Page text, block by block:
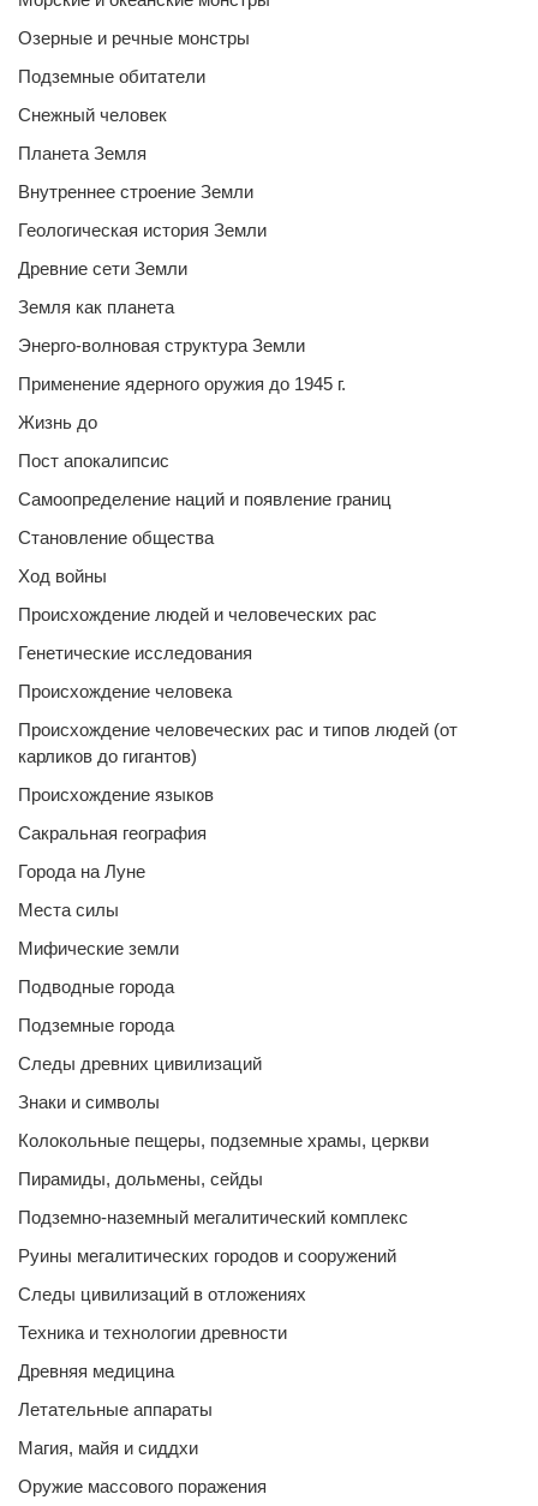
Озерные и речные монстры
Подземные обитатели
Снежный человек
Планета Земля
Внутреннее строение Земли
Геологическая история Земли
Древние сети Земли
Земля как планета
Энерго-волновая структура Земли
Применение ядерного оружия до 1945 г.
Жизнь до
Пост апокалипсис
Самоопределение наций и появление границ
Становление общества
Ход войны
Происхождение людей и человеческих рас
Генетические исследования
Происхождение человека
Происхождение человеческих рас и типов людей (от
карликов до гигантов)
Происхождение языков
Сакральная география
Города на Луне
Места силы
Мифические земли
Подводные города
Подземные города
Следы древних цивилизаций
Знаки и символы
Колокольные пещеры, подземные храмы, церкви
Пирамиды, дольмены, сейды
Подземно-наземный мегалитический комплекс
Руины мегалитических городов и сооружений
Следы цивилизаций в отложениях
Техника и технологии древности
Древняя медицина
Летательные аппараты
Магия, майя и сиддхи
Оружие массового поражения